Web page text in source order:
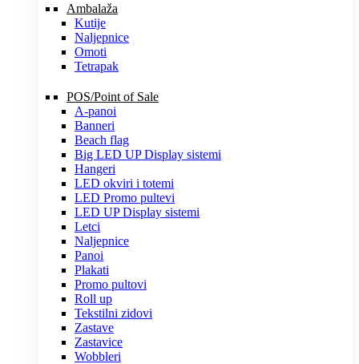
Ambalaža
Kutije
Naljepnice
Omoti
Tetrapak
POS/Point of Sale
A-panoi
Banneri
Beach flag
Big LED UP Display sistemi
Hangeri
LED okviri i totemi
LED Promo pultevi
LED UP Display sistemi
Letci
Naljepnice
Panoi
Plakati
Promo pultovi
Roll up
Tekstilni zidovi
Zastave
Zastavice
Wobbleri